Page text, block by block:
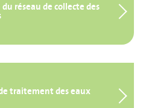
réseau de collecte des
traitement des eaux